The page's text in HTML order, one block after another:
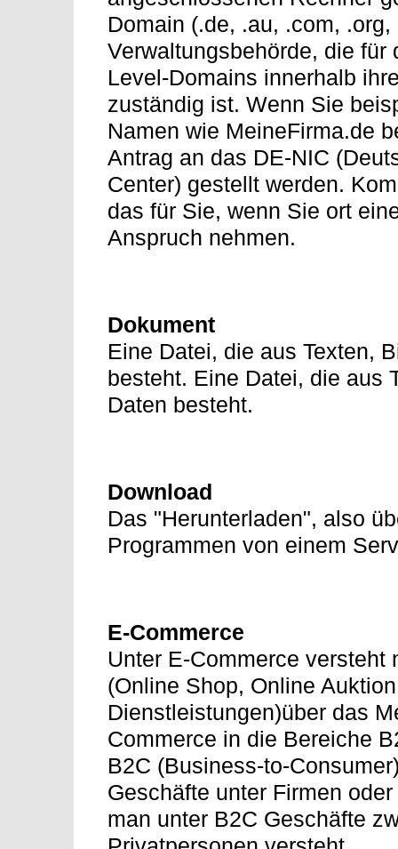
Domain (.de, .au, .com,
Verwaltungsbehörde, die
Level-Domains innerhalb
zuständig ist. Wenn Sie
Namen wie MeineFirma.de
Antrag an das DE-NIC
Center) gestellt werden.
das für Sie, wenn Sie ort
Anspruch nehmen.
Dokument
Eine Datei, die aus Texten,
besteht. Eine Datei, die aus
Daten besteht.
Download
Das "Herunterladen", also
Programmen von einem
E-Commerce
Unter E-Commerce
(Online Shop, Online
Dienstleistungen)über das
Commerce in die Bereiche
B2C (Business-to-
Geschäfte unter Firmen
man unter B2C Geschäfte